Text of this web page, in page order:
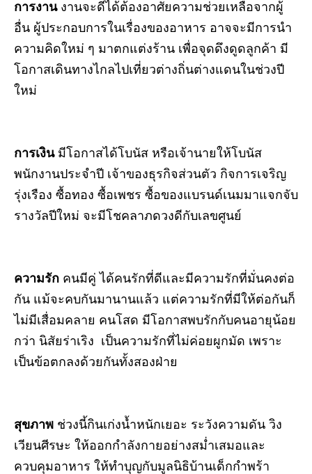
การงานงานจะดีได้ต้องอาศัยความช่วยเหลือจากผู้
อื่น ผู้ประกอบการในเรื่องของอาหาร อาจจะมีการนำ
ความคิดใหม่ ๆ มาตกแต่งร้าน เพื่อจุดดึงดูดลูกค้า มี
โอกาสเดินทางไกลไปเที่ยวต่างถิ่นต่างแดนในช่วงปี
ใหม่
การเงินมีโอกาสได้โบนัส หรือเจ้านายให้โบนัส
พนักงานประจำปี เจ้าของธุรกิจส่วนตัว กิจการเจริญ
รุ่งเรือง ซื้อทอง ซื้อเพชร ซื้อของแบรนด์เนมมาแจกจับ
รางวัลปีใหม่ จะมีโชคลาภดวงดีกับเลขศูนย์
ความรัก คนมีคู่ ได้คนรักที่ดีและมีความรักที่มั่นคงต่อ
กัน แม้จะคบกันมานานแล้ว แต่ความรักที่มีให้ต่อกันก็
ไม่มีเสื่อมคลาย คนโสด มีโอกาสพบรักกับคนอายุน้อย
กว่า นิสัยร่าเริง เป็นความรักที่ไม่ค่อยผูกมัด เพราะ
เป็นข้อตกลงด้วยกันทั้งสองฝ่าย
สุขภาพ ช่วงนี้กินเก่งน้ำหนักเยอะ ระวังความดัน วิง
เวียนศีรษะ ให้ออกกำลังกายอย่างสม่ำเสมอและ
ควบคุมอาหาร ให้ทำบุญกับมูลนิธิบ้านเด็กกำพร้า